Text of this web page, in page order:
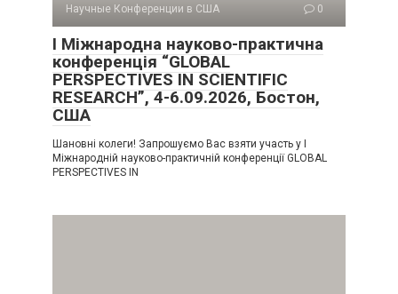
Научные Конференции в США 0
I Міжнародна науково-практична
конференція “GLOBAL
PERSPECTIVES IN SCIENTIFIC
RESEARCH”, 4-6.09.2026, Бостон,
США
Шановні колеги! Запрошуємо Вас взяти участь у I
Міжнародній науково-практичній конференції GLOBAL
PERSPECTIVES IN